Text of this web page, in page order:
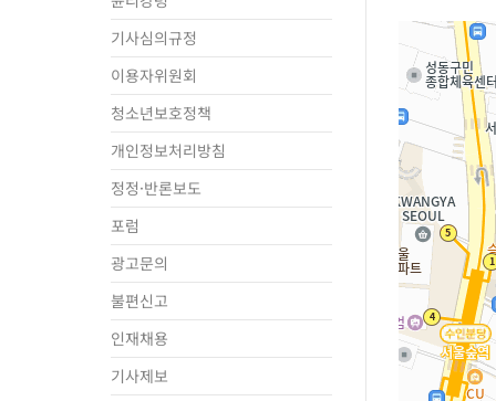
기사심의규정
이용자위원회
청소년보호정책
개인정보처리방침
정정·반론보도
포럼
광고문의
불편신고
인재채용
기사제보